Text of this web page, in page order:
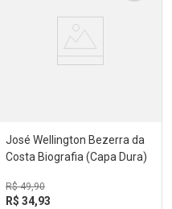
José Wellington Bezerra da
Costa Biografia (Capa Dura)
R$ 49,90
R$ 34,93